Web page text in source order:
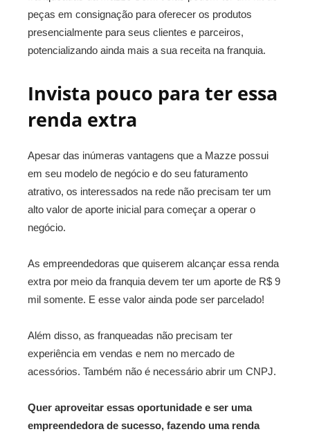
peças em consignação para oferecer os produtos
presencialmente para seus clientes e parceiros,
potencializando ainda mais a sua receita na franquia.
Invista pouco para ter essa
renda extra
Apesar das inúmeras vantagens que a Mazze possui
em seu modelo de negócio e do seu faturamento
atrativo, os interessados na rede não precisam ter um
alto valor de aporte inicial para começar a operar o
negócio.
As empreendedoras que quiserem alcançar essa renda
extra por meio da franquia devem ter um aporte de R$ 9
mil somente. E esse valor ainda pode ser parcelado!
Além disso, as franqueadas não precisam ter
experiência em vendas e nem no mercado de
acessórios. Também não é necessário abrir um CNPJ.
Quer aproveitar essas oportunidade e ser uma
empreendedora de sucesso, fazendo uma renda